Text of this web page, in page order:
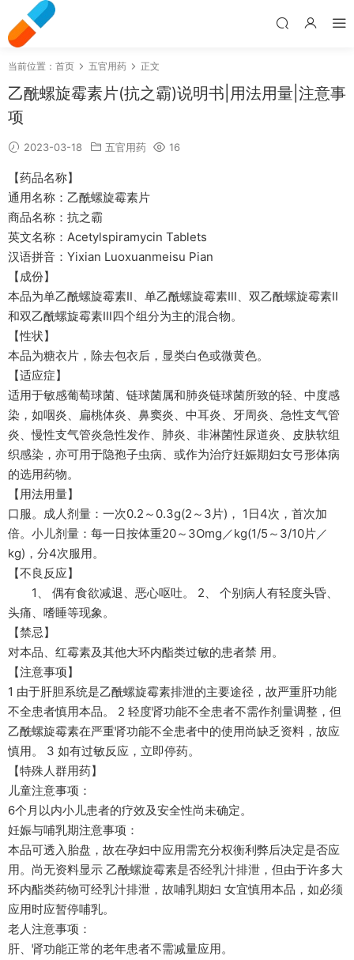
当前位置： 首页 五官用药 正文
乙酰螺旋霉素片(抗之霸)说明书|用法用量|注意事
项
2023-03-18 五官用药 16
【药品名称】
通用名称：乙酰螺旋霉素片
商品名称：抗之霸
英文名称：Acetylspiramycin Tablets
汉语拼音：Yixian Luoxuanmeisu Pian
【成份】
本品为单乙酰螺旋霉素Ⅱ、单乙酰螺旋霉素Ⅲ、双乙酰螺旋霉素Ⅱ
和双乙酰螺旋霉素Ⅲ四个组分为主的混合物。
【性状】
本品为糖衣片，除去包衣后，显类白色或微黄色。
【适应症】
适用于敏感葡萄球菌、链球菌属和肺炎链球菌所致的轻、中度感
染，如咽炎、扁桃体炎、鼻窦炎、中耳炎、牙周炎、急性支气管
炎、慢性支气管炎急性发作、肺炎、非淋菌性尿道炎、皮肤软组
织感染，亦可用于隐孢子虫病、或作为治疗妊娠期妇女弓形体病
的选用药物。
【用法用量】
口服。成人剂量：一次0.2～0.3g(2～3片)， 1日4次，首次加
倍。小儿剂量：每一日按体重20～3Omg／kg(1/5～3/10片／
kg)，分4次服用。
【不良反应】
1、 偶有食欲减退、恶心呕吐。 2、 个别病人有轻度头昏、
头痛、嗜睡等现象。
【禁忌】
对本品、红霉素及其他大环内酯类过敏的患者禁 用。
【注意事项】
1 由于肝胆系统是乙酰螺旋霉素排泄的主要途径，故严重肝功能
不全患者慎用本品。 2 轻度肾功能不全患者不需作剂量调整，但
乙酰螺旋霉素在严重肾功能不全患者中的使用尚缺乏资料，故应
慎用。 3 如有过敏反应，立即停药。
【特殊人群用药】
儿童注意事项：
6个月以内小儿患者的疗效及安全性尚未确定。
妊娠与哺乳期注意事项：
本品可透入胎盘，故在孕妇中应用需充分权衡利弊后决定是否应
用。尚无资料显示 乙酰螺旋霉素是否经乳汁排泄，但由于许多大
环内酯类药物可经乳汁排泄，故哺乳期妇 女宜慎用本品，如必须
应用时应暂停哺乳。
老人注意事项：
肝、肾功能正常的老年患者不需减量应用。